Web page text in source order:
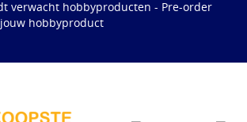
verwacht hobbyproducten - Pre-order
hobbyproduct